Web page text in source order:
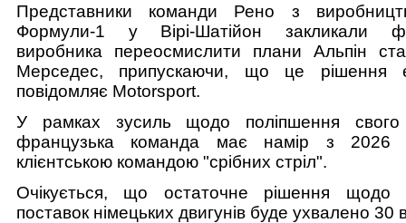
Представники команди Рено з
Формули-1 у Вірі-Шатійон закликали
виробника переосмислити плани Альпін
Мерседес, припускаючи, що це рішення
повідомляє Motorsport.
У рамках зусиль щодо поліпшення свого
французька команда має намір з 2026
клієнтською командою "срібних стріл".
Очікується, що остаточне рішення щодо
поставок німецьких двигунів буде ухвалено 30